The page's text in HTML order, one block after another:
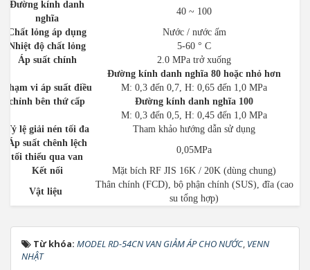
Đường kính danh
nghĩa
40 ~ 100
Chất lỏng áp dụng
Nước / nước ấm
Nhiệt độ chất lỏng
5-60 ° C
Áp suất chính
2.0 MPa trở xuống
Phạm vi áp suất điều
chỉnh bên thứ cấp
Đường kính danh nghĩa 80 hoặc nhỏ hơn
M: 0,3 đến 0,7, H: 0,65 đến 1,0 MPa
Đường kính danh nghĩa 100
M: 0,3 đến 0,5, H: 0,45 đến 1,0 MPa
Tỷ lệ giải nén tối đa
Tham khảo hướng dẫn sử dụng
Áp suất chênh lệch
tối thiểu qua van
0,05MPa
Kết nối
Mặt bích RF JIS 16K / 20K (dùng chung)
Vật liệu
Thân chính (FCD), bộ phận chính (SUS), đĩa (cao
su tổng hợp)
Từ khóa: MODEL RD-54CN VAN GIẢM ÁP CHO NƯỚC, VENN
NHẬT